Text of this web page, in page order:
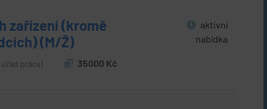
zařízení (kromě
(M/Ž)
aktivní
nabídka
úřad práce) 35000 Kč